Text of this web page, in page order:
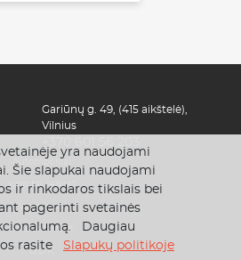
yra naudojami
Šie slapukai naudojami
ir rinkodaros tikslais bei
pagerinti svetainės
Daugiau
rasite Slapukų politikoje
Automobiliai
Kaip tai veikia?
Apie mus
Finansavimas
D.U.K.
Gariūnų g. 49, (415 aikštelė),
Vilnius